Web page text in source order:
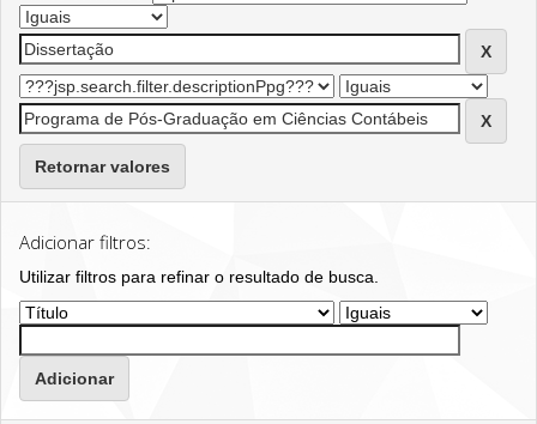
Retornar valores
Adicionar filtros:
Utilizar filtros para refinar o resultado de busca.